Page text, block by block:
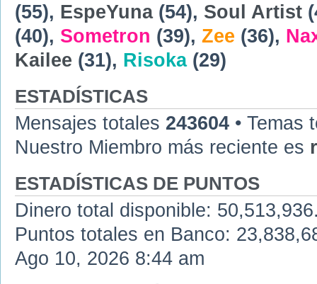
(55), EspeYuna(54), Soul Artist
(40), Sometron (39), Zee (36),
Kailee (31), Risoka(29)
ESTADÍSTICAS
Mensajes totales 243604 • Temas
Nuestro Miembro más reciente es
ESTADÍSTICAS DE PUNTOS
Dinero total disponible:
Puntos totales en Banco:
Ago 10, 2026 8:44 am